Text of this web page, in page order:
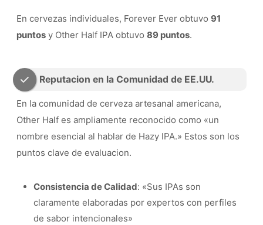
En cervezas individuales, Forever Ever obtuvo 91
puntos y Other Half IPA obtuvo 89 puntos.
Reputacion en la Comunidad de EE.UU.
En la comunidad de cerveza artesanal americana,
Other Half es ampliamente reconocido como «un
nombre esencial al hablar de Hazy IPA.» Estos son los
puntos clave de evaluacion.
Consistencia de Calidad: «Sus IPAs son
claramente elaboradas por expertos con perfiles
de sabor intencionales»